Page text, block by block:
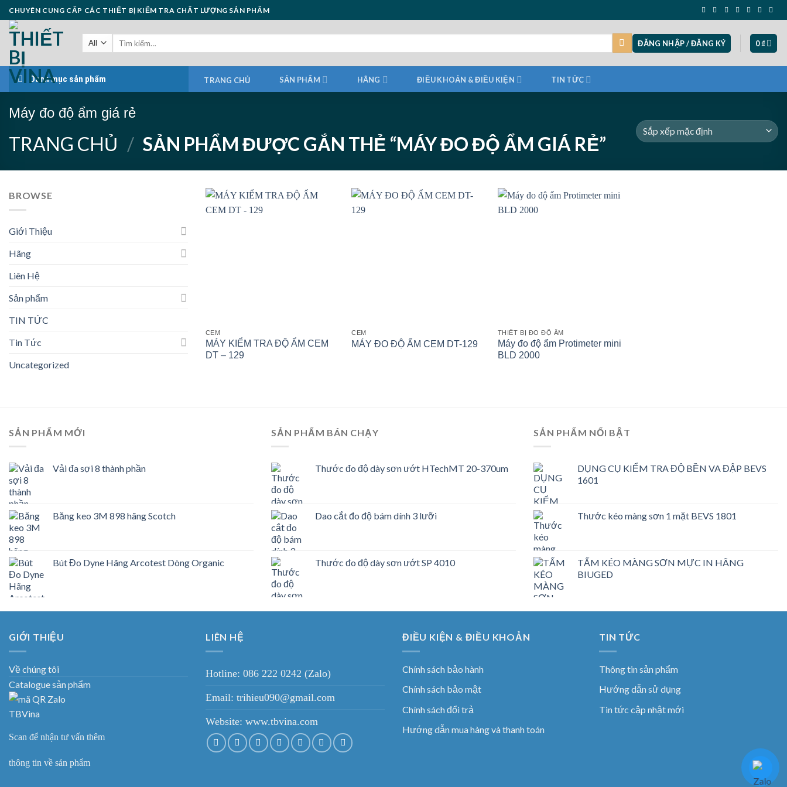
Skip
to
content
CHUYÊN CUNG CẤP CÁC THIẾT BỊ KIỂM TRA CHẤT LƯỢNG SẢN PHẨM
ĐĂNG NHẬP / ĐĂNG KÝ 0₫
Danh mục sản phẩm TRANG CHỦ SẢN PHẨM HÃNG ĐIỀU KHOẢN & ĐIỀU KIỆN TIN TỨC
Máy đo độ ẩm giá rẻ
TRANG CHỦ / SẢN PHẨM ĐƯỢC GẮN THẺ “MÁY ĐO ĐỘ ẨM GIÁ RẺ”
BROWSE
Giới Thiệu
Hãng
Liên Hệ
Sản phẩm
TIN TỨC
Tin Tức
Uncategorized
CEM
MÁY KIỂM TRA ĐỘ ẨM CEM
DT – 129
CEM
MÁY ĐO ĐỘ ẨM CEM DT-129
THIẾT BỊ ĐO ĐỘ ẨM
Máy đo độ ẩm Protimeter mini
BLD 2000
SẢN PHẨM MỚI
Vải đa sợi 8 thành phần
Băng keo 3M 898 hãng Scotch
Bút Đo Dyne Hãng Arcotest Dòng Organic
SẢN PHẨM BÁN CHẠY
Thước đo độ dày sơn ướt HTechMT 20-370um
Dao cắt đo độ bám dính 3 lưỡi
Thước đo độ dày sơn ướt SP 4010
SẢN PHẨM NỔI BẬT
DỤNG CỤ KIỂM TRA ĐỘ BỀN VA ĐẬP BEVS
1601
Thước kéo màng sơn 1 mặt BEVS 1801
TẤM KÉO MÀNG SƠN MỰC IN HÃNG
BIUGED
GIỚI THIỆU
Về chúng tôi
Catalogue sản phẩm
Scan để nhận tư vấn thêm
thông tin về sản phẩm
LIÊN HỆ
Hotline: 086 222 0242 (Zalo)
Email: trihieu090@gmail.com
Website: www.tbvina.com
ĐIỀU KIỆN & ĐIỀU KHOẢN
Chính sách bảo hành
Chính sách bảo mật
Chính sách đổi trả
Hướng dẫn mua hàng và thanh toán
TIN TỨC
Thông tin sản phẩm
Hướng dẫn sử dụng
Tin tức cập nhật mới